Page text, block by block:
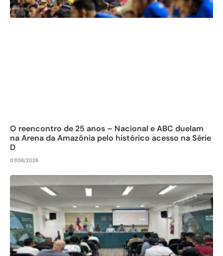
O reencontro de 25 anos – Nacional e ABC duelam
na Arena da Amazônia pelo histórico acesso na Série
D
07/08/2026